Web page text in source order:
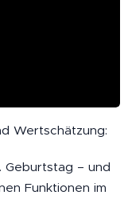
Wertschätzung:
Geburtstag – und
Funktionen im